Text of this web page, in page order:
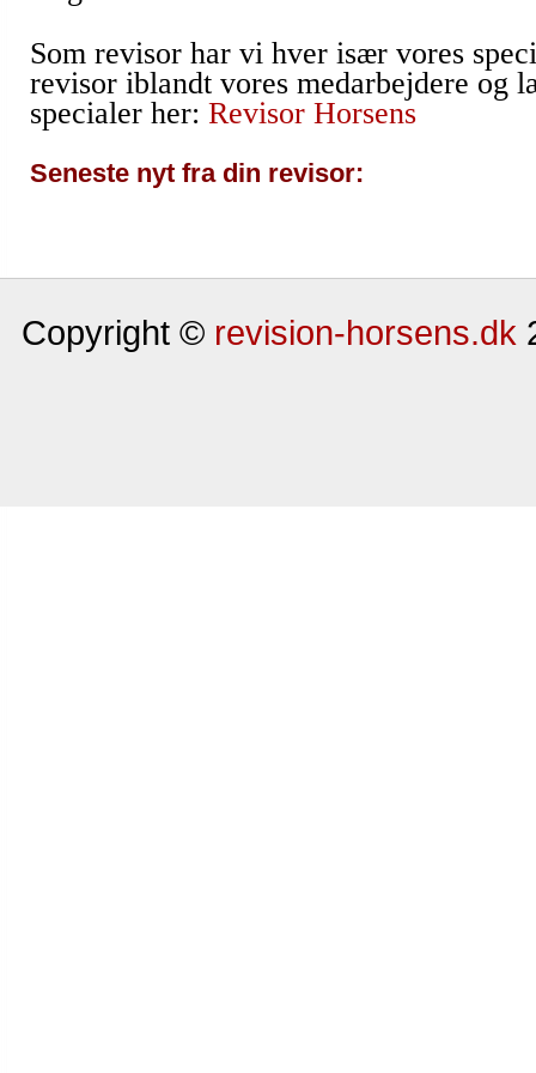
Som revisor har vi hver især vores
revisor iblandt vores medarbejdere og
specialer her: Revisor Horsens
Seneste nyt fra din revisor:
Copyright © revision-horsens.dk